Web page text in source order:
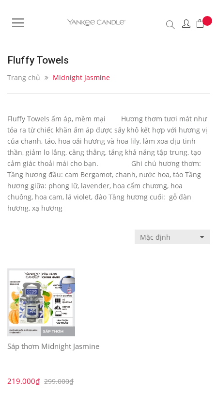
Fluffy Towels
Trang chủ Midnight Jasmine
Fluffy Towels ấm áp, mềm mại Hương thơm tươi mát như
tỏa ra từ chiếc khăn ấm áp được sấy khô kết hợp với hương vị
của chanh, táo, hoa oải hương và hoa lily, làm xoa dịu tinh
thần, giảm lo lắng, căng thẳng, tăng khả năng tập trung, tạo
cảm giác thoải mái cho bạn. Ghi chú hương thơm:
Tầng hương đầu: cam Bergamot, chanh, nước hoa, táo Tầng
hương giữa: phong lữ, lavender, hoa cẩm chương, hoa
chuông, hoa cam, lá violet, đào Tầng hương cuối: gỗ đàn
hương, xạ hương
Sáp thơm Midnight Jasmine
219.000₫ 299.000₫